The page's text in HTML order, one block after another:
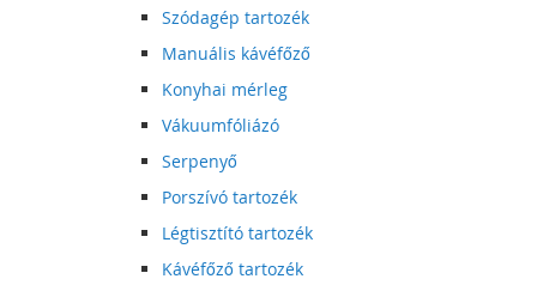
Szódagép tartozék
Manuális kávéfőző
Konyhai mérleg
Vákuumfóliázó
Serpenyő
Porszívó tartozék
Légtisztító tartozék
Kávéfőző tartozék